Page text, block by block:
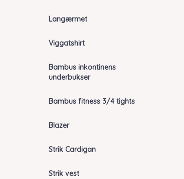
Langærmet
Viggatshirt
Bambus inkontinens
underbukser
Bambus fitness 3/4 tights
Blazer
Strik Cardigan
Strik vest